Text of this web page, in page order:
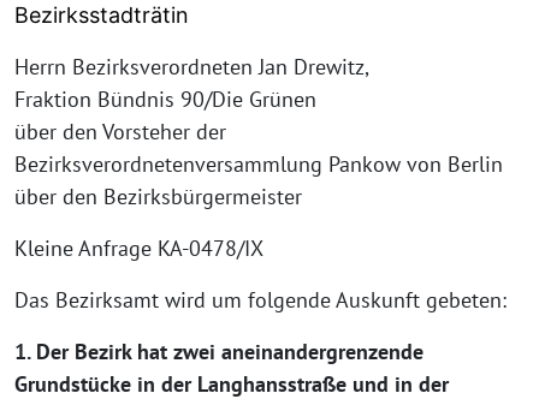
Bezirksstadträtin
Herrn Bezirksverordneten Jan Drewitz,
Fraktion Bündnis 90/Die Grünen
über den Vorsteher der
Bezirksverordnetenversammlung Pankow von Berlin
über den Bezirksbürgermeister
Kleine Anfrage KA-0478/IX
Das Bezirksamt wird um folgende Auskunft gebeten:
1. Der Bezirk hat zwei aneinandergrenzende
Grundstücke in der Langhansstraße und in der